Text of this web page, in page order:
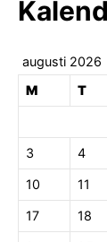
augusti 2026
M
T
3 4
10 11
17 18